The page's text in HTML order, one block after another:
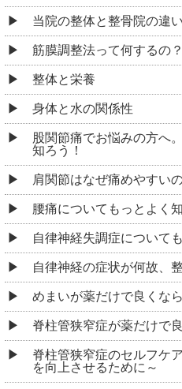
当院の整体と整骨院の違い
筋膜調整法って何するの？
整体と栄養
身体と水の関係性
股関節痛でお悩みの方へ
知ろう！
肩関節はなぜ痛めやすい
腰痛についてもっとよく
自律神経失調症について
自律神経の症状が何故、
めまいが薬だけで良くな
脊柱管狭窄症が薬だけで
脊柱管狭窄症のセルフケ
を向上させるために～